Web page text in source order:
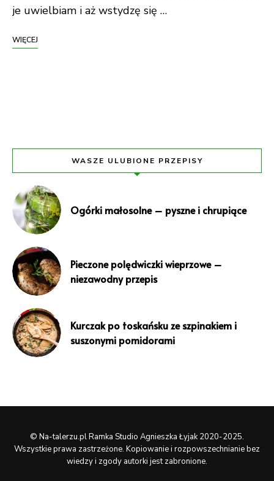
je uwielbiam i aż wstydzę się …
WIĘCEJ
WASZE ULUBIONE PRZEPISY
Ogórki małosolne – pyszne i chrupiące
Pieczone polędwiczki wieprzowe –
niezawodny przepis
Kurczak po toskańsku ze szpinakiem i
suszonymi pomidorami
© Na-talerzu.pl Ramka Studio Agnieszka Łyjak 2020-2025.
Wszystkie prawa zastrzeżone. Kopiowanie i rozpowszechnianie bez
wiedzy i zgody autorki jest zabronione.